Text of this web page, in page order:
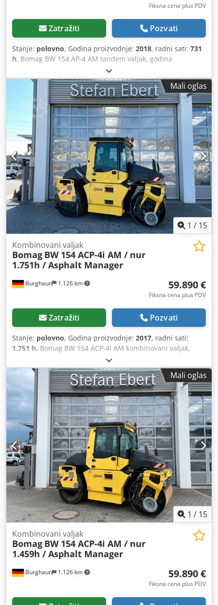
Fiksna cena plus PDV
Zatražiti Pozvati
Stanje: polovno, Godina proizvodnje: 2018, radni sati: 731
h, Bomag BW 154 AP-4 AM tandem valjak, godina
proizvodnje: 2018, radni sati: samo 731 sati, motor: Kubota
[55,4 kW/75 KS], sistem Asphalt Manager 2, težina: 7.300
kg, glatki valjak, dobro stanje, spreman za upotrebu, Na
zahtev, možemo vam ponuditi ponudu za lizing ili
finansiranje. Gospodin Mihm (tel. će rado pomoći. Dodatne
informacije možete pronaći na našoj web stranici.
Podložno greškama i prethodnoj prodaji! Djdpfx Ajzq Tzyji
Ueck = Dodatne informacije = Obratite se Tobiasu Ebertu
za više informacija.
Mali oglas
1 / 15
Burghaun 1.126 km
Kombinovani valjak
Bomag BW 154 ACP-4i AM / nur
1.751h / Asphalt Manager
59.890 €
Fiksna cena plus PDV
Zatražiti Pozvati
Stanje: polovno, Godina proizvodnje: 2017, radni sati:
1.751 h, Bomag BW 154 ACP-4i AM kombinovani valjak,
godina proizvodnje: 2017, radni sati: samo 1.751h, motor:
Kubota [55,4 kW/75 KS], Asphalt Manager 2, sečivo za
asfalt sa obe strane, težina: 7.400 kg, glatka traka, dobro
stanje, spreman za neposrednu upotrebu. Dcedpjzq Tztofx
Ai Usk Na zahtev, nudimo vam ponudu za lizing ili
finansiranje; gospodin Mihm (tel. će vam rado pomoći.
Dodatne informacije možete pronaći na našoj web stranici.
Podložno greškama i prethodnoj prodaji! Moguće
iznajmljivanje. = Dodatne informacije = Obratite se Tobiasu
Ebertu za dodatne informacije.
Mali oglas
1 / 15
Burghaun 1.126 km
Kombinovani valjak
Bomag BW 154 ACP-4i AM / nur
1.459h / Asphalt Manager
59.890 €
Fiksna cena plus PDV